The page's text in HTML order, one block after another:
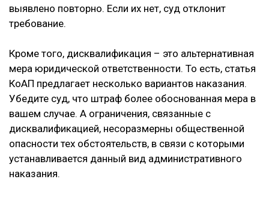
выявлено повторно. Если их нет, суд отклонит
требование.
Кроме того, дисквалификация – это альтернативная
мера юридической ответственности. То есть, статья
КоАП предлагает несколько вариантов наказания.
Убедите суд, что штраф более обоснованная мера в
вашем случае. А ограничения, связанные с
дисквалификацией, несоразмерны общественной
опасности тех обстоятельств, в связи с которыми
устанавливается данный вид административного
наказания.